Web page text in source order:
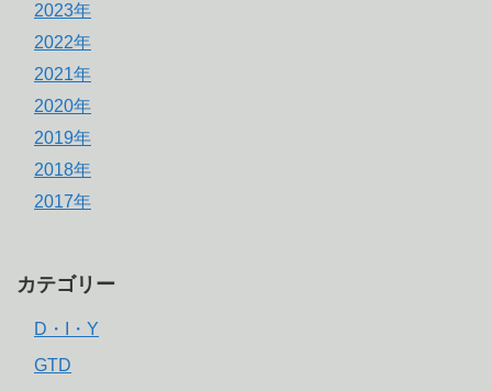
2023年
2022年
2021年
2020年
2019年
2018年
2017年
カテゴリー
D・I・Y
GTD